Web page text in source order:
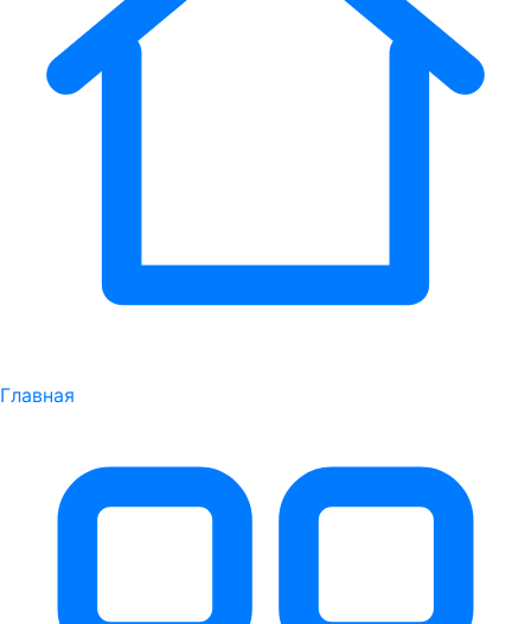
Главная